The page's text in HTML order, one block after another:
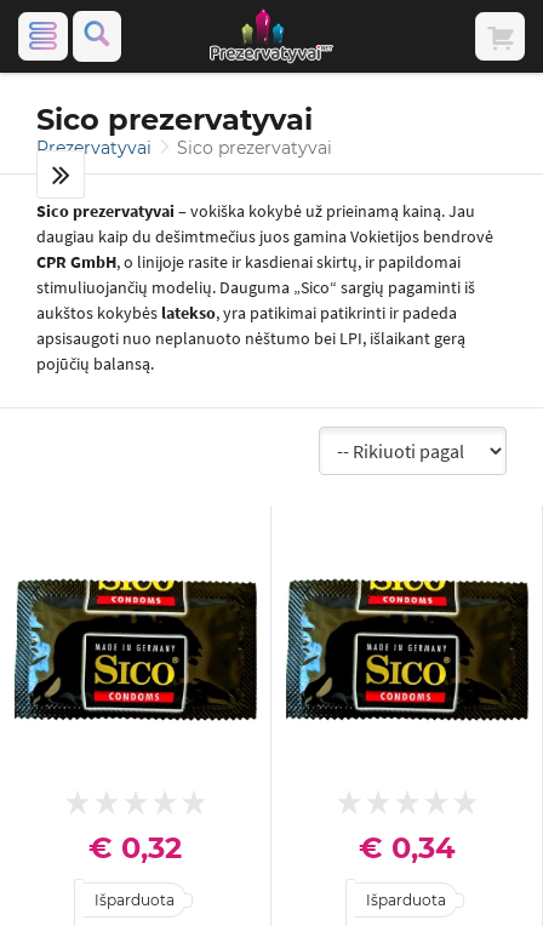
Sico prezervatyvai
Prezervatyvai Sico prezervatyvai
Sico prezervatyvai – vokiška kokybė už prieinamą kainą. Jau
daugiau kaip du dešimtmečius juos gamina Vokietijos bendrovė
CPR GmbH, o linijoje rasite ir kasdienai skirtų, ir papildomai
stimuliuojančių modelių. Dauguma „Sico“ sargių pagaminti iš
aukštos kokybės latekso, yra patikimai patikrinti ir padeda
apsisaugoti nuo neplanuoto nėštumo bei LPI, išlaikant gerą
pojūčių balansą.
€ 0,32
Išparduota
€ 0,34
Išparduota